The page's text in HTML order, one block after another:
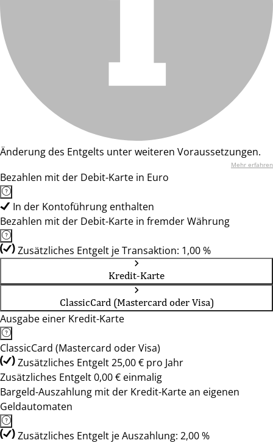
Änderung des Entgelts unter weiteren Voraussetzungen.
Mehr erfahren
Bezahlen mit der Debit-Karte in Euro
In der Kontoführung enthalten
Bezahlen mit der Debit-Karte in fremder Währung
Zusätzliches Entgelt je Transaktion: 1,00 %
Kredit-Karte
ClassicCard (Mastercard oder Visa)
Ausgabe einer Kredit-Karte
ClassicCard (Mastercard oder Visa)
Zusätzliches Entgelt 25,00 € pro Jahr
Zusätzliches Entgelt 0,00 € einmalig
Bargeld-Auszahlung mit der Kredit-Karte an eigenen
Geldautomaten
Zusätzliches Entgelt je Auszahlung: 2,00 %